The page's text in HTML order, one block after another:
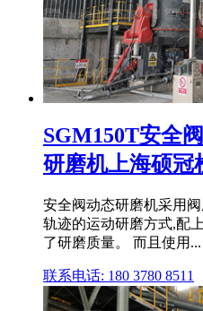
SGM150T安全
研磨机上海硕冠
安全阀动态研磨机采用
轨迹的运动研磨方式,配
了研磨质量。 而且使用...
联系电话: 180 3780 8511